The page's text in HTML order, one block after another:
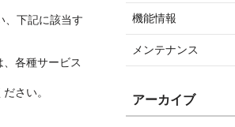
、下記に該当す
各種サービス
さい。
機能情報
メンテナンス
アーカイブ